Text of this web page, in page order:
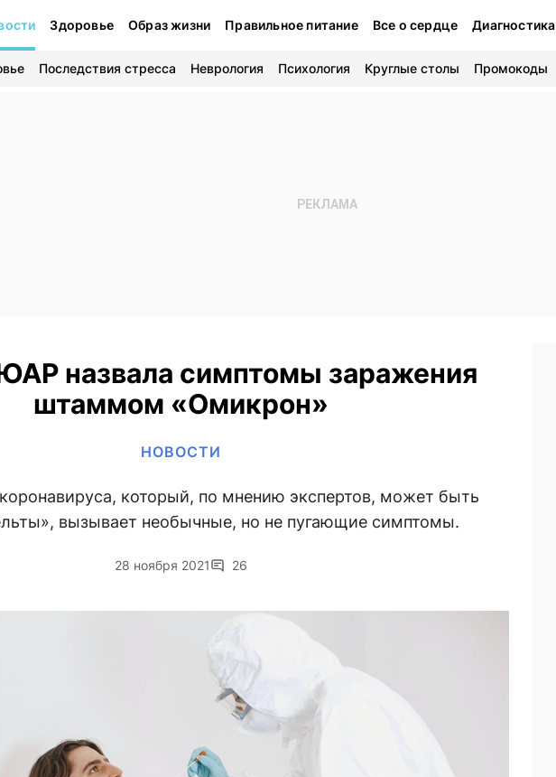
Здоровье Образ жизни Правильное питание Все о сердце Диагностика
Последствия стресса Неврология Психология Круглые столы Промокоды
назвала симптомы заражения
штаммом «Омикрон»
НОВОСТИ
который, по мнению экспертов, может быть
вызывает необычные, но не пугающие симптомы.
28 ноября 2021 26